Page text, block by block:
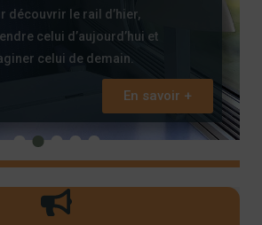
découvrir le rail d’hier,
celui d’aujourd’hui et
celui de demain.
En savoir +